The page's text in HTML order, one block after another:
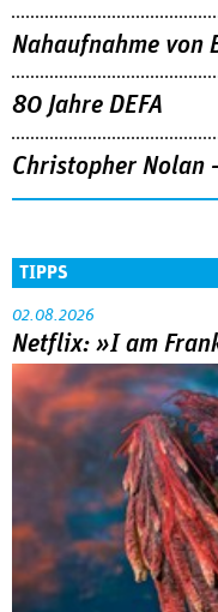
Nahaufnahme von
80 Jahre DEFA
Christopher Nolan
TIPPS
02.08.2026
Netflix: »I am